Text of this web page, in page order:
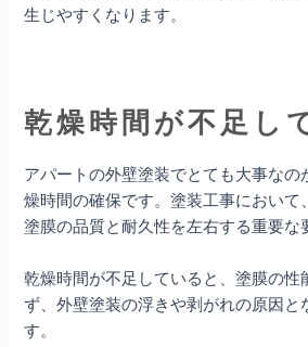
生じやすくなります。
乾燥時間が不足し
アパートの外壁塗装でとても大事なの
燥時間の確保です。塗装工事において
塗膜の品質と耐久性を左右する重要な
乾燥時間が不足していると、塗膜の性
ず、外壁塗装の浮きや剥がれの原因と
す。